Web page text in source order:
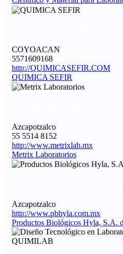
COYOACAN
5571609168
http://QUIMICASEFIR.COM
QUIMICA SEFIR
Azcapotzalco
55 5514 8152
http://www.metrixlab.mx
Metrix Laboratorios
Azcapotzalco
http://www.pbhyla.com.mx
Productos Biológicos Hyla, S.A.